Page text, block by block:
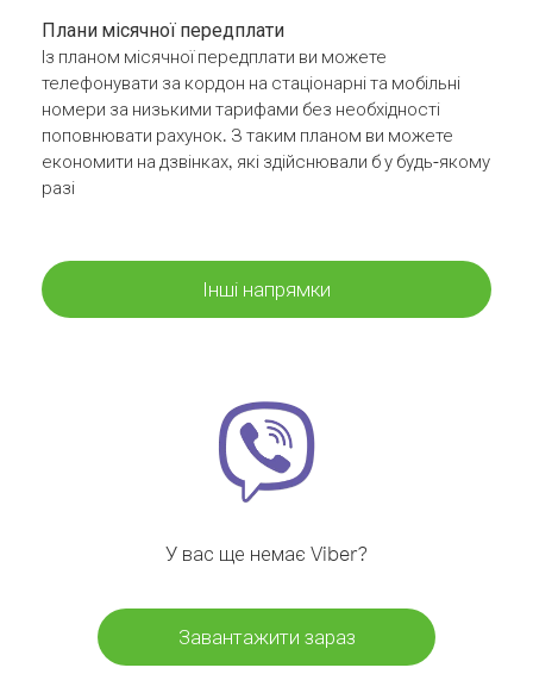
Плани місячної передплати
Із планом місячної передплати ви можете
телефонувати за кордон на стаціонарні та мобільні
номери за низькими тарифами без необхідності
поповнювати рахунок. З таким планом ви можете
економити на дзвінках, які здійснювали б у будь-якому
разі
Інші напрямки
У вас ще немає Viber?
Завантажити зараз